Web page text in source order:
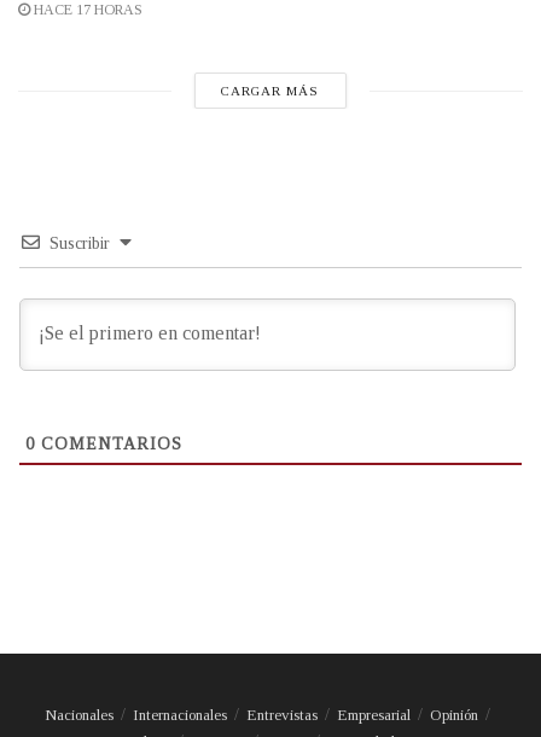
HACE 17 HORAS
CARGAR MÁS
Suscribir
0 COMENTARIOS
Nacionales Internacionales Entrevistas Empresarial
Opinión